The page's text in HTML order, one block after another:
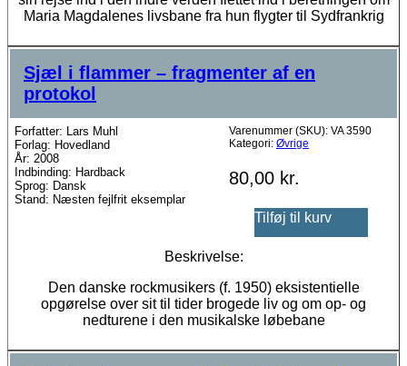
Maria Magdalenes livsbane fra hun flygter til Sydfrankrig
Sjæl i flammer – fragmenter af en
protokol
Forfatter: Lars Muhl
Forlag: Hovedland
År: 2008
Indbinding: Hardback
Sprog: Dansk
Stand: Næsten fejlfrit eksemplar
Varenummer (SKU): VA 3590
Kategori: Øvrige
80,00 kr.
Tilføj til kurv
Beskrivelse:
Den danske rockmusikers (f. 1950) eksistentielle
opgørelse over sit til tider brogede liv og om op- og
nedturene i den musikalske løbebane